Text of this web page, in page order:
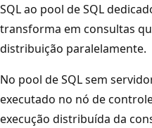
SQL ao pool de SQL
transforma em consultas
distribuição paralelamente.
No pool de SQL sem
executado no nó de
execução distribuída da